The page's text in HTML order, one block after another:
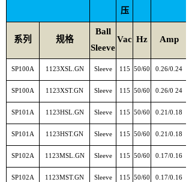
压
系列 规格
Ball
Sleeve
Vac Hz Amp
SP100A 1123XSL.GN Sleeve 115 50/60 0.26/0.24
SP100A 1123XST.GN Sleeve 115 50/60 0.26/0 24
SP101A 1123HSL.GN Sleeve 115 50/60 0.21/0.18
SP101A 1123HST.GN Sleeve 115 50/60 0.21/0.18
SP102A 1123MSL.GN Sleeve 115 50/60 0.17/0.16
SP102A 1123MST.GN Sleeve 115 50/60 0.17/0.16